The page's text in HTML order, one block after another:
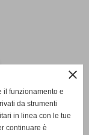
Assemblea
Consulta dei
close
il funzionamento e
da strumenti
in linea con le tue
continuare è